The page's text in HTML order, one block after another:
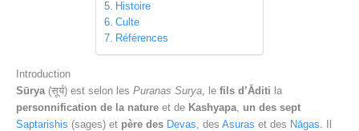
Histoire
Culte
Références
Introduction
Sūrya (सूर्य) est selon les Puranas Surya , le fils d’Āditi la
personnification de la nature et de Kashyapa un des sept
Saptarishis (sages) et père des Devas , des Asuras et des Nāgas